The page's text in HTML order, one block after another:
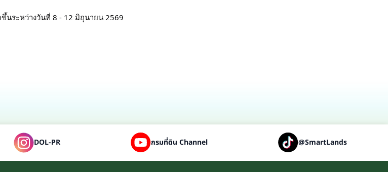
นระหว่างวันที่ 8 - 12 มิถุนายน 2569
DOL-PR กรมที่ดิน Channel @SmartLands